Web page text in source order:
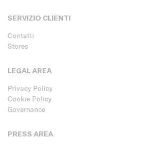
SERVIZIO CLIENTI
Contatti
Stores
LEGAL AREA
Privacy Policy
Cookie Policy
Governance
PRESS AREA